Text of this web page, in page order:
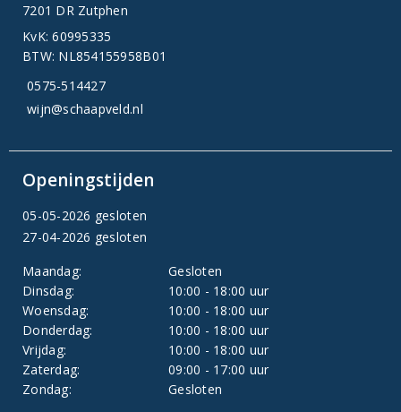
7201 DR Zutphen
KvK: 60995335
BTW: NL854155958B01
0575-514427
wijn@schaapveld.nl
Openingstijden
05-05-2026 gesloten
27-04-2026 gesloten
Maandag:
Gesloten
Dinsdag:
10:00 - 18:00 uur
Woensdag:
10:00 - 18:00 uur
Donderdag:
10:00 - 18:00 uur
Vrijdag:
10:00 - 18:00 uur
Zaterdag:
09:00 - 17:00 uur
Zondag:
Gesloten